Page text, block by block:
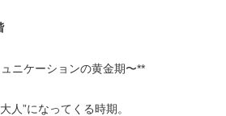
ニケーションの黄金期〜**
人”になってくる時期。